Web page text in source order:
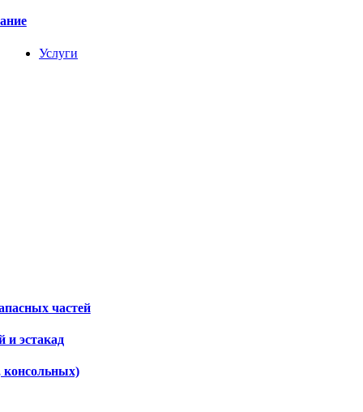
Услуги
частей
и эстакад
консольных)